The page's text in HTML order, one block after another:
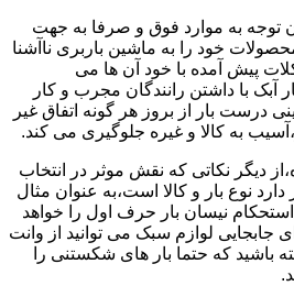
توجه به موارد فوق و صرفا به جهت
خود را به ماشین باربری ناآشنا
پیش آمده با خود آن ها می
آبک با داشتن رانندگان مجرب و کار
درست بار از بروز هر گونه اتفاق غیر
به کالا و غیره جلوگیری می کند.
دیگر نکاتی که نقش موثر در انتخاب
دارد نوع بار و کالا است،به عنوان مثال
استحکام نیسان بار حرف اول را خواهد
جابجایی لوازم سبک می توانید از وانت
باشید که حتما بار های شکستنی را